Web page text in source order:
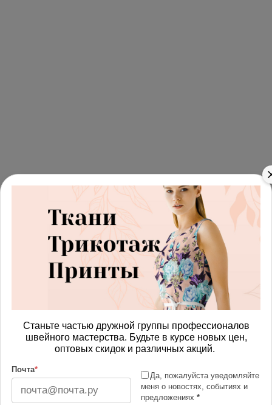
Станьте частью дружной группы профессионалов
швейного мастерства. Будьте в курсе новых цен,
оптовых скидок и различных акций.
Почта*
Да, пожалуйста уведомляйте
меня о новостях, событиях и
предложениях *